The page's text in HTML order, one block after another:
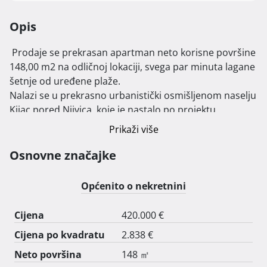
Opis
148,00 m2 na odličnoj lokaciji, svega par minuta lagane
šetnje od uređene plaže.
Nalazi se u prekrasno urbanistički osmišljenom naselju
Kijac pored Njivica, koje je nastalo po projektu
poznatog hrvatskog arhitekta Julija De Luce, sa
U prizemlju se nalazi ulazni prostor sa ugradbenim
ormarom i stepenicama koje vode do prvog kata na
kojem su smještena dva zasebna apartmana.
Prvi apartman sastoji se od velikog dnevnog boravka
visine stropa 3,0 m, sa blagovaonicom, kuhinje sa
spremištem, dvije spavaće sobe, dvije kupaonice i lođe
s pogledom na more.
Drugi apartman čine dnevni boravak sa kuhinjom,
Prikaži više
Osnovne značajke
Općenito o nekretnini
Cijena
420.000 €
Cijena po kvadratu
2.838 €
Neto površina
148 ㎡